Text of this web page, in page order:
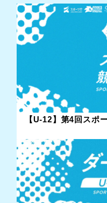
【U-12】第4回スポ